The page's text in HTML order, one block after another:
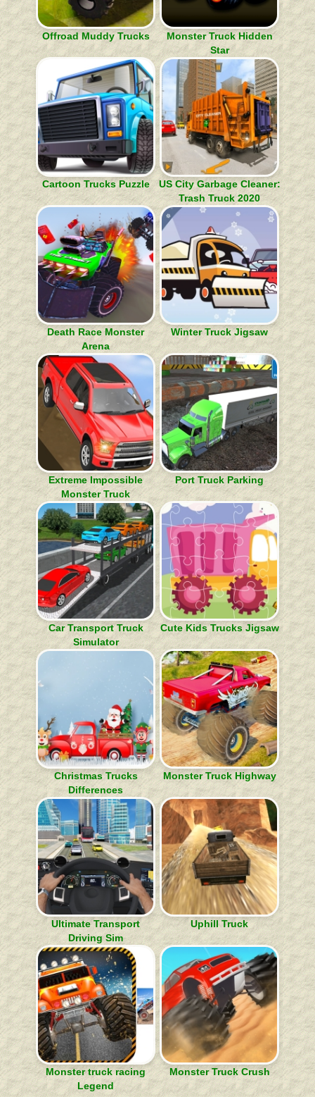
Offroad Muddy Trucks
Monster Truck Hidden
Star
Cartoon Trucks Puzzle
US City Garbage Cleaner:
Trash Truck 2020
Death Race Monster
Arena
Winter Truck Jigsaw
Extreme Impossible
Monster Truck
Port Truck Parking
Car Transport Truck
Simulator
Cute Kids Trucks Jigsaw
Christmas Trucks
Differences
Monster Truck Highway
Ultimate Transport
Driving Sim
Uphill Truck
Monster truck racing
Legend
Monster Truck Crush